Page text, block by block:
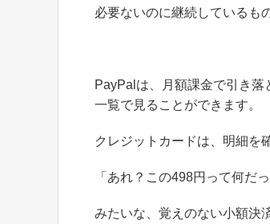
必要ないのに継続しているも
PayPalは、月額課金で引き落
一覧で見ることができます。
クレジットカードは、明細を
「あれ？この498円って何だっ
みたいな、覚えのない小額決